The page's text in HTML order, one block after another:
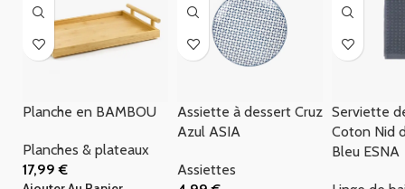
Planche en BAMBOU
Planches & plateaux
17,99€
Assiette à dessert Cruz
Azul ASIA
Assiettes
Serviette
Coton Nid
Bleu ESNA